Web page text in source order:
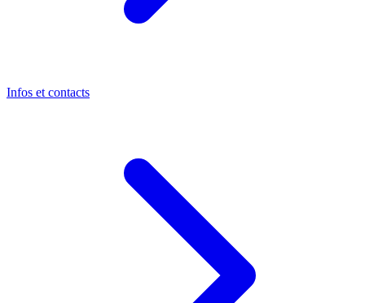
Infos et contacts